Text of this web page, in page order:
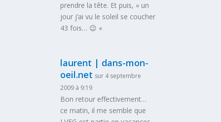
prendre la tête. Et puis, « un
jour j’ai vu le soleil se coucher
43 fois… 😉 «
laurent | dans-mon-
oeil.net sur 4 septembre
2009 à 9:19
Bon retour effectivement…
ce matin, il me semble que